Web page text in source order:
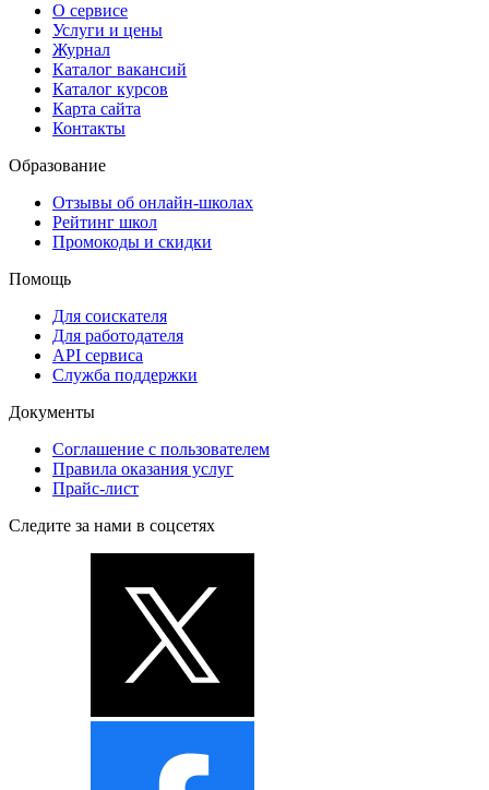
О сервисе
Услуги и цены
Журнал
Каталог вакансий
Каталог курсов
Карта сайта
Контакты
Образование
Отзывы об онлайн-школах
Рейтинг школ
Промокоды и скидки
Помощь
Для соискателя
Для работодателя
API сервиса
Служба поддержки
Документы
Соглашение с пользователем
Правила оказания услуг
Прайс-лист
Следите за нами в соцсетях